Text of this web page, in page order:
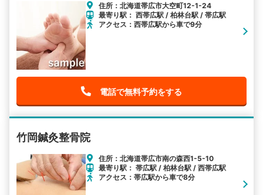
住所：北海道帯広市大空町12-1-24
最寄り駅： 西帯広駅 / 柏林台駅 / 帯広駅
アクセス：西帯広駅から車で9分
電話で無料予約をする
竹岡鍼灸整骨院
住所：北海道帯広市南の森西1-5-10
最寄り駅： 帯広駅 / 柏林台駅 / 西帯広駅
アクセス：帯広駅から車で8分